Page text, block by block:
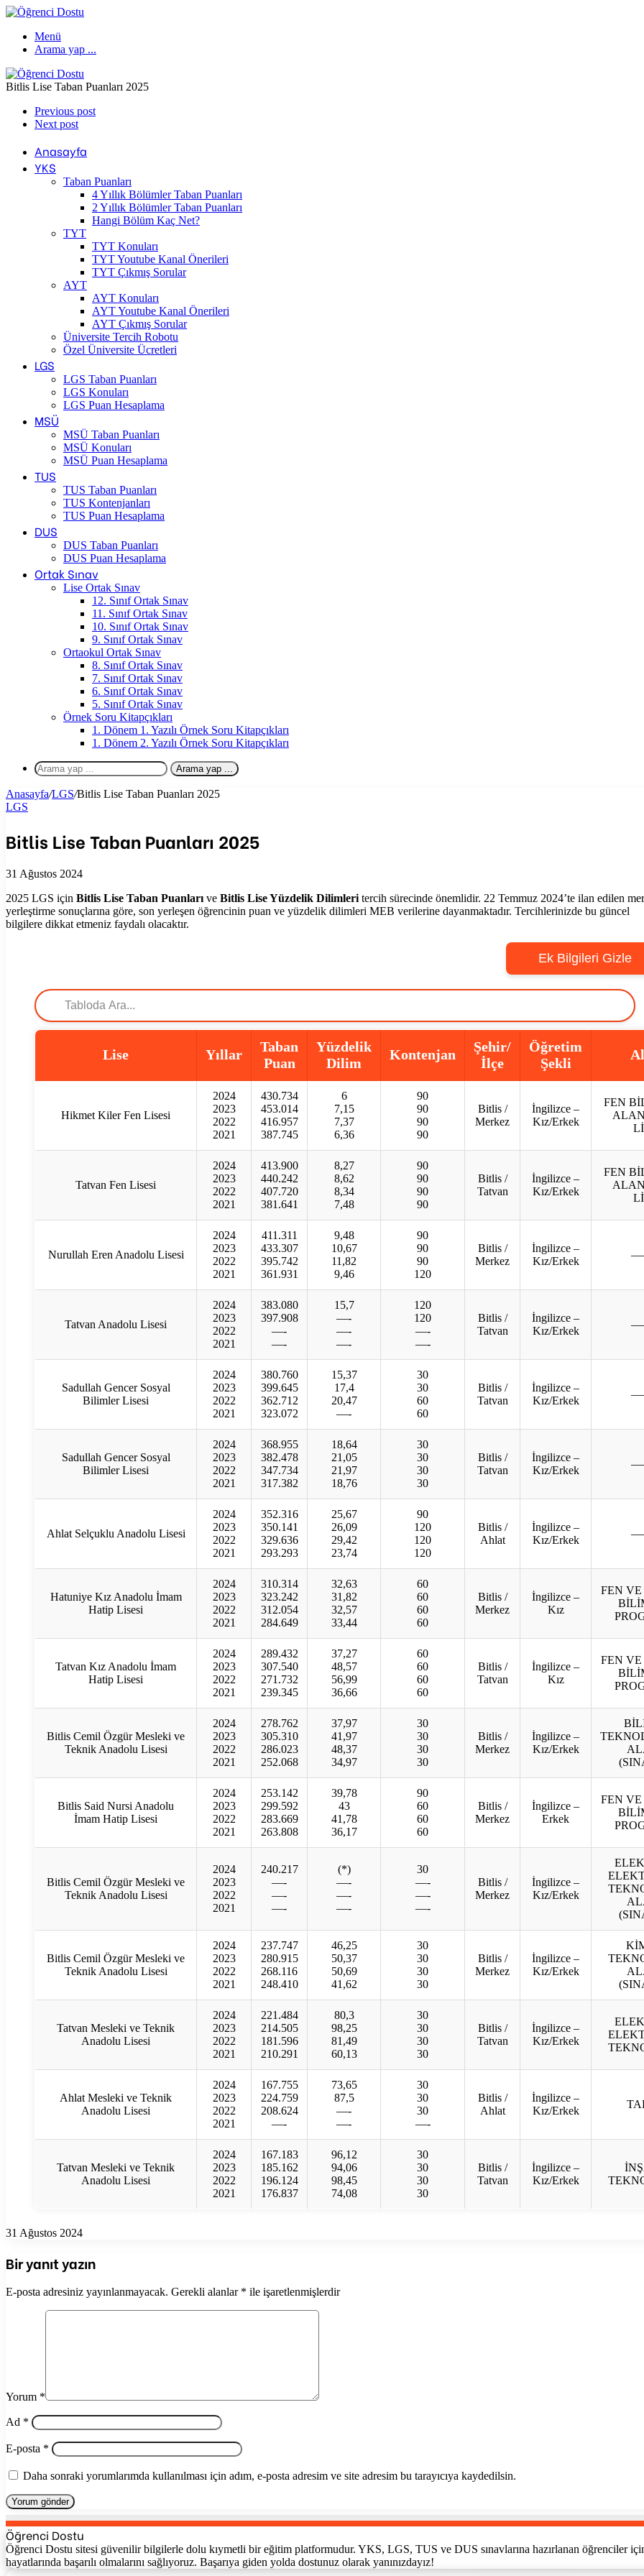
Menü
Arama yap ...
Bitlis Lise Taban Puanları 2025
Previous post
Next post
Anasayfa
YKS
Taban Puanları
4 Yıllık Bölümler Taban Puanları
2 Yıllık Bölümler Taban Puanları
Hangi Bölüm Kaç Net?
TYT
TYT Konuları
TYT Youtube Kanal Önerileri
TYT Çıkmış Sorular
AYT
AYT Konuları
AYT Youtube Kanal Önerileri
AYT Çıkmış Sorular
Üniversite Tercih Robotu
Özel Üniversite Ücretleri
LGS
LGS Taban Puanları
LGS Konuları
LGS Puan Hesaplama
MSÜ
MSÜ Taban Puanları
MSÜ Konuları
MSÜ Puan Hesaplama
TUS
TUS Taban Puanları
TUS Kontenjanları
TUS Puan Hesaplama
DUS
DUS Taban Puanları
DUS Puan Hesaplama
Ortak Sınav
Lise Ortak Sınav
12. Sınıf Ortak Sınav
11. Sınıf Ortak Sınav
10. Sınıf Ortak Sınav
9. Sınıf Ortak Sınav
Ortaokul Ortak Sınav
8. Sınıf Ortak Sınav
7. Sınıf Ortak Sınav
6. Sınıf Ortak Sınav
5. Sınıf Ortak Sınav
Örnek Soru Kitapçıkları
1. Dönem 1. Yazılı Örnek Soru Kitapçıkları
1. Dönem 2. Yazılı Örnek Soru Kitapçıkları
Arama yap ...
Anasayfa/LGS/Bitlis Lise Taban Puanları 2025
LGS
Bitlis Lise Taban Puanları 2025
31 Ağustos 2024
2025 LGS için Bitlis Lise Taban Puanları ve Bitlis Lise Yüzdelik Dilimleri tercih sürecinde önemlidir. 22 Temmuz 2024’te ilan edilen
yerleştirme sonuçlarına göre, son yerleşen öğrencinin puan ve yüzdelik dilimleri MEB verilerine dayanmaktadır. Tercihlerinizde bu güncel
bilgilere dikkat etmeniz faydalı olacaktır.
Ek Bilgileri Gizle
Lise Yıllar
Taban
Puan
Yüzdelik
Dilim
Kontenjan
Şehir/
İlçe
Öğretim
Şekli
Hikmet Kiler Fen Lisesi
2024
2023
2022
2021
430.734
453.014
416.957
387.745
6
7,15
7,37
6,36
90
90
90
90
Bitlis /
Merkez
İngilizce –
Kız/Erkek
FEN
Tatvan Fen Lisesi
2024
2023
2022
2021
413.900
440.242
407.720
381.641
8,27
8,62
8,34
7,48
90
90
90
90
Bitlis /
Tatvan
İngilizce –
Kız/Erkek
FEN
Nurullah Eren Anadolu Lisesi
2024
2023
2022
2021
411.311
433.307
395.742
361.931
9,48
10,67
11,82
9,46
90
90
90
120
Bitlis /
Merkez
İngilizce –
Kız/Erkek
Tatvan Anadolu Lisesi
2024
2023
2022
2021
383.080
397.908
—-
—-
15,7
—-
—-
—-
120
120
—-
—-
Bitlis /
Tatvan
İngilizce –
Kız/Erkek
Sadullah Gencer Sosyal
Bilimler Lisesi
2024
2023
2022
2021
380.760
399.645
362.712
323.072
15,37
17,4
20,47
—-
30
30
60
60
Bitlis /
Tatvan
İngilizce –
Kız/Erkek
Sadullah Gencer Sosyal
Bilimler Lisesi
2024
2023
2022
2021
368.955
382.478
347.734
317.382
18,64
21,05
21,97
18,76
30
30
30
30
Bitlis /
Tatvan
İngilizce –
Kız/Erkek
Ahlat Selçuklu Anadolu Lisesi
2024
2023
2022
2021
352.316
350.141
329.636
293.293
25,67
26,09
29,42
23,74
90
120
120
120
Bitlis /
Ahlat
İngilizce –
Kız/Erkek
Hatuniye Kız Anadolu İmam
Hatip Lisesi
2024
2023
2022
2021
310.314
323.242
312.054
284.649
32,63
31,82
32,57
33,44
60
60
60
60
Bitlis /
Merkez
İngilizce –
Kız
FEN VE
Tatvan Kız Anadolu İmam
Hatip Lisesi
2024
2023
2022
2021
289.432
307.540
271.732
239.345
37,27
48,57
56,99
36,66
60
60
60
60
Bitlis /
Tatvan
İngilizce –
Kız
FEN VE
Bitlis Cemil Özgür Mesleki ve
Teknik Anadolu Lisesi
2024
2023
2022
2021
278.762
305.310
286.023
252.068
37,97
41,97
48,37
34,97
30
30
30
30
Bitlis /
Merkez
İngilizce –
Kız/Erkek
Bitlis Said Nursi Anadolu
İmam Hatip Lisesi
2024
2023
2022
2021
253.142
299.592
283.669
263.808
39,78
43
41,78
36,17
90
60
60
60
Bitlis /
Merkez
İngilizce –
Erkek
FEN VE
Bitlis Cemil Özgür Mesleki ve
Teknik Anadolu Lisesi
2024
2023
2022
2021
240.217
—-
—-
—-
(*)
—-
—-
—-
30
—-
—-
—-
Bitlis /
Merkez
İngilizce –
Kız/Erkek
Bitlis Cemil Özgür Mesleki ve
Teknik Anadolu Lisesi
2024
2023
2022
2021
237.747
280.915
268.116
248.410
46,25
50,37
50,69
41,62
30
30
30
30
Bitlis /
Merkez
İngilizce –
Kız/Erkek
Tatvan Mesleki ve Teknik
Anadolu Lisesi
2024
2023
2022
2021
221.484
214.505
181.596
210.291
80,3
98,25
81,49
60,13
30
30
30
30
Bitlis /
Tatvan
İngilizce –
Kız/Erkek
Ahlat Mesleki ve Teknik
Anadolu Lisesi
2024
2023
2022
2021
167.755
224.759
208.624
—-
73,65
87,5
—-
—-
30
30
30
—-
Bitlis /
Ahlat
İngilizce –
Kız/Erkek
Tatvan Mesleki ve Teknik
Anadolu Lisesi
2024
2023
2022
2021
167.183
185.162
196.124
176.837
96,12
94,06
98,45
74,08
30
30
30
30
Bitlis /
Tatvan
İngilizce –
Kız/Erkek
31 Ağustos 2024
Bir yanıt yazın
E-posta adresiniz yayınlanmayacak. Gerekli alanlar * ile işaretlenmişlerdir
Yorum *
Ad *
E-posta *
Daha sonraki yorumlarımda kullanılması için adım, e-posta adresim ve site adresim bu tarayıcıya kaydedilsin.
Öğrenci Dostu
Öğrenci Dostu sitesi güvenilir bilgilerle dolu kıymetli bir eğitim platformudur. YKS, LGS, TUS ve DUS sınavlarına hazırlanan öğrenciler
hayatlarında başarılı olmalarını sağlıyoruz. Başarıya giden yolda dostunuz olarak yanınızdayız!